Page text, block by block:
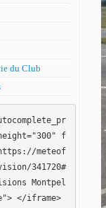
du Club
f
meteof
341720#
Montpel
</iframe>